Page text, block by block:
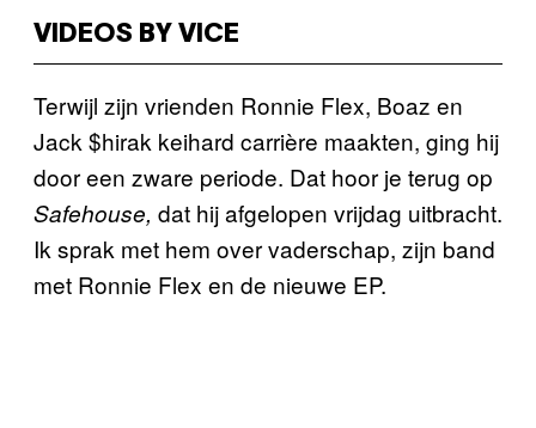
VIDEOS BY VICE
Terwijl zijn vrienden Ronnie Flex, Boaz en
Jack $hirak keihard carrière maakten, ging hij
door een zware periode. Dat hoor je terug op
Safehouse, dat hij afgelopen vrijdag uitbracht.
Ik sprak met hem over vaderschap, zijn band
met Ronnie Flex en de nieuwe EP.